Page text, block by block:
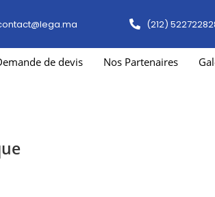
(212)
de devis Nos Partenaires